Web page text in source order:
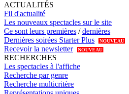
ACTUALITÉS
Fil d'actualité
Les nouveaux spectacles sur le site
Ce sont leurs premières /dernières
Dernières soirées Starter Plus
NOUVEAU
Recevoir la newsletter NOUVEAU
RECHERCHES
Les spectacles à l'affiche
Recherche par genre
Recherche multicritère